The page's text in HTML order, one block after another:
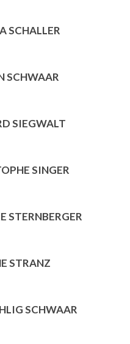
SCHALLER
SCHWAAR
SIEGWALT
SINGER
STERNBERGER
STRANZ
SCHWAAR